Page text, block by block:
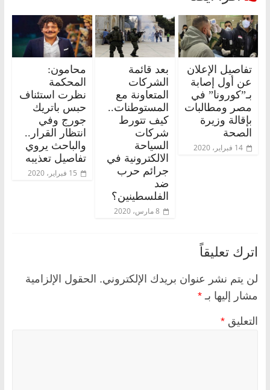
تفاصيل الإعلان
عن أول إصابة
بـ”كورونا” في
مصر ومطالبات
بإقالة وزيرة
الصحة
14 فبراير، 2020
بعد قائمة
الشركات
المتعاونة مع
المستوطنات..
كيف تتورط
شركات
السياحة
الالكترونية في
جرائم حرب
ضد
الفلسطينين؟
8 مارس، 2020
محامون:
المحكمة
نظرت استئناف
حبس باتريك
جورج وفي
انتظار القرار..
والباحث يروي
تفاصيل تعذيبه
15 فبراير، 2020
اترك تعليقاً
لن يتم نشر عنوان بريدك الإلكتروني. الحقول الإلزامية
مشار إليها بـ *
التعليق *